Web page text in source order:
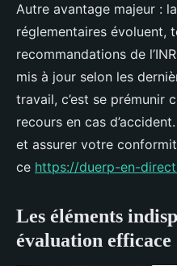
Autre avantage majeur :
réglementaires évoluent,
recommandations de
mis à jour selon les
travail, c’est se prémunir
recours en cas
et assurer votre
ce https://duerp-en-
Les éléments
évaluation efficace